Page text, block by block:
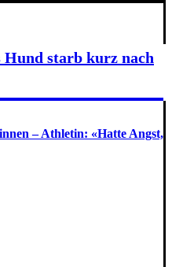
Hund starb kurz nach
– Athletin: «Hatte Angst,